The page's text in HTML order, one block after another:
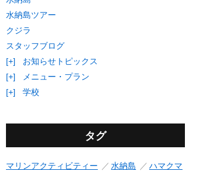
水納島ツアー
クジラ
スタッフブログ
[+]
お知らせトピックス
[+]
メニュー・プラン
[+]
学校
タグ
マリンアクティビティー 水納島
ハマクマ